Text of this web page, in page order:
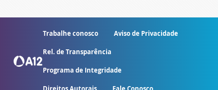
Trabalhe conosco Aviso de Privacidade
Rel. de Transparência
Programa de Integridade